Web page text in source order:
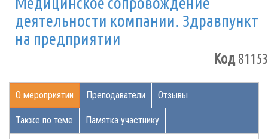
деятельности компании. Здравпункт
на предприятии
Код81153
О мероприятии Преподаватели Отзывы
Также по теме Памятка участнику